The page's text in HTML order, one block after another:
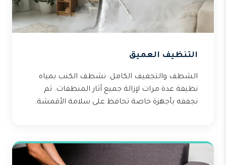
التنظيف العميق
الشطف والتجفيف الكامل: نشطف الكنب بمياه
نظيفة عدة مرات لإزالة جميع آثار المنظفات. ثم
نجففه بأجهزة خاصة تحافظ على سلامة الأقمشة.